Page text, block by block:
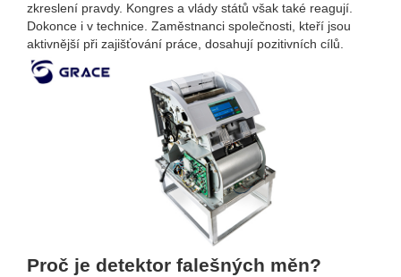
zkreslení pravdy. Kongres a vlády států však také reagují.
Dokonce i v technice. Zaměstnanci společnosti, kteří jsou
aktivnější při zajišťování práce, dosahují pozitivních cílů.
Proč je detektor falešných měn?